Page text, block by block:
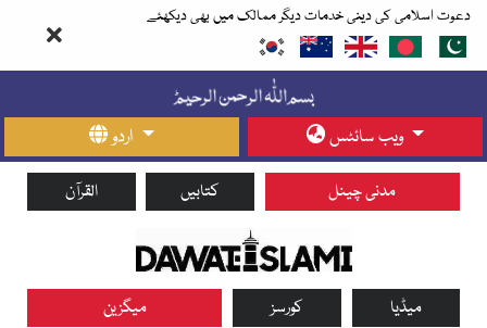
دعوت اسلامی کی دینی خدمات دیگر ممالک میں بھی دیکھئے
اردو ویب سائٹس
القرآن کتابیں مدنی چینل
میگزین کورسز میڈیا